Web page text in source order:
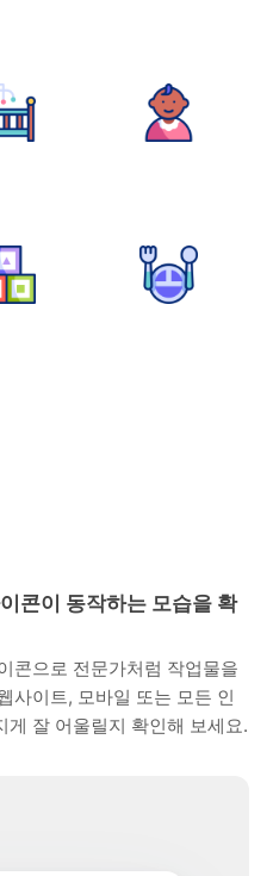
콘이 동작하는 모습을 확
콘으로 전문가처럼 작업물을
사이트, 모바일 또는 모든 인
게 잘 어울릴지 확인해 보세요.